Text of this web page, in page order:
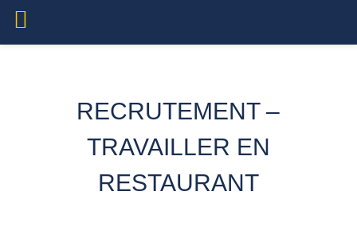
RECRUTEMENT –
TRAVAILLER EN
RESTAURANT